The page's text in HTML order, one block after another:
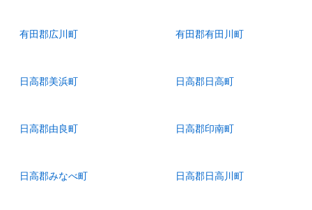
有田郡広川町 有田郡有田川町
日高郡美浜町 日高郡日高町
日高郡由良町 日高郡印南町
日高郡みなべ町 日高郡日高川町